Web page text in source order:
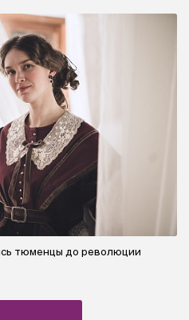
тюменцы до революции